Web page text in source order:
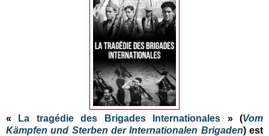
« La tragédie des Brigades Internationales » (Vom
Kämpfen und Sterben der Internationalen Brigaden) est